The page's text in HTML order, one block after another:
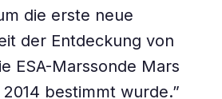
die erste neue
der Entdeckung von
ESA-Marssonde Mars
bestimmt wurde.”